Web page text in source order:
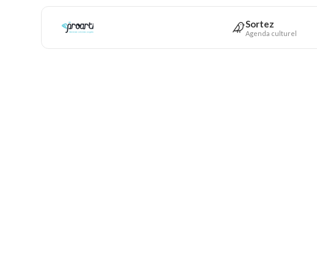
Sortez
Agenda culturel